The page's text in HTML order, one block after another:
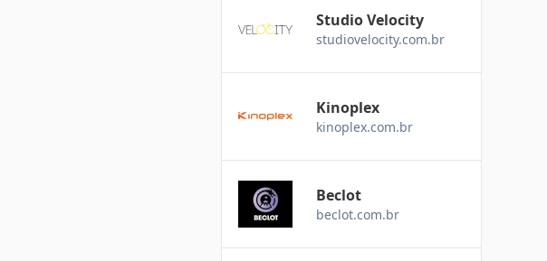
Studio Velocity
studiovelocity.com.br
Kinoplex
kinoplex.com.br
Beclot
beclot.com.br